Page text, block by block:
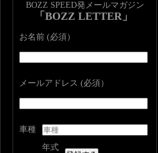
BOZZ SPEED発メールマガジン
「BOZZ LETTER」
お名前 (必須）
メールアドレス (必須）
車種
年式